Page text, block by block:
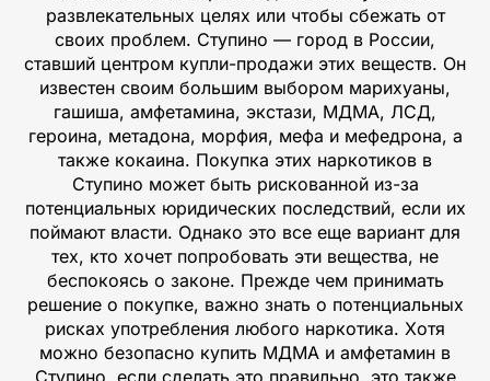
развлекательных целях или чтобы сбежать от
своих проблем. Ступино — город в России,
ставший центром купли-продажи этих веществ. Он
известен своим большим выбором марихуаны,
гашиша, амфетамина, экстази, МДМА, ЛСД,
героина, метадона, морфия, мефа и мефедрона, а
также кокаина. Покупка этих наркотиков в
Ступино может быть рискованной из-за
потенциальных юридических последствий, если их
поймают власти. Однако это все еще вариант для
тех, кто хочет попробовать эти вещества, не
беспокоясь о законе. Прежде чем принимать
решение о покупке, важно знать о потенциальных
рисках употребления любого наркотика. Хотя
можно безопасно купить МДМА и амфетамин в